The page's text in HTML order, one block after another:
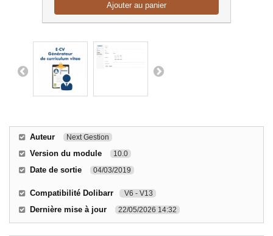
Ajouter au panier
Auteur Next Gestion
Version du module 10.0
Date de sortie 04/03/2019
Compatibilité Dolibarr V6 - V13
Dernière mise à jour 22/05/2026 14:32